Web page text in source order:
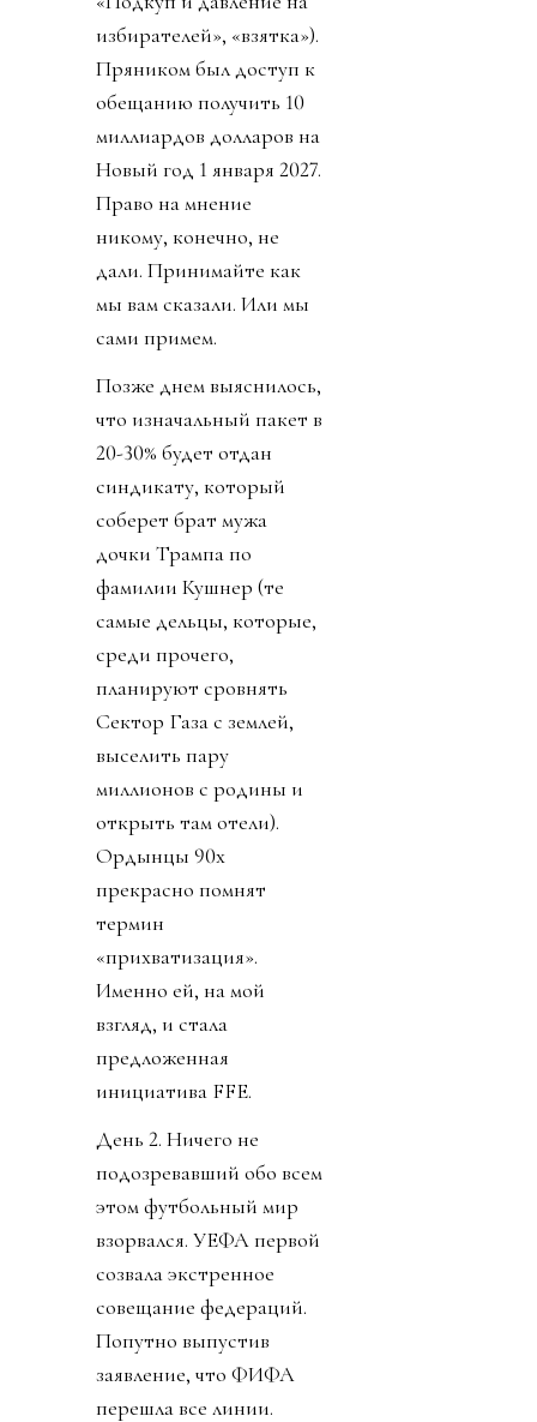
избирателей», «взятка»).
Пряником был доступ к
обещанию получить 10
миллиардов долларов на
Новый год 1 января 2027.
Право на мнение
никому, конечно, не
дали. Принимайте как
мы вам сказали. Или мы
сами примем.
Позже днем выяснилось,
что изначальный пакет в
20-30% будет отдан
синдикату, который
соберет брат мужа
дочки Трампа по
фамилии Кушнер (те
самые дельцы, которые,
среди прочего,
планируют сровнять
Сектор Газа с землей,
выселить пару
миллионов с родины и
открыть там отели).
Ордынцы 90х
прекрасно помнят
термин
«прихватизация».
Именно ей, на мой
взгляд, и стала
предложенная
инициатива FFE.
День 2. Ничего не
подозревавший обо всем
этом футбольный мир
взорвался. УЕФА первой
созвала экстренное
совещание федераций.
Попутно выпустив
заявление, что ФИФА
перешла все линии.